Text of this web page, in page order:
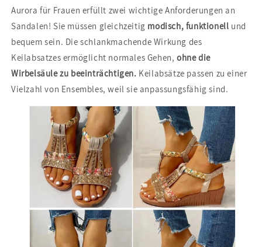
Aurora für Frauen erfüllt zwei wichtige Anforderungen an
Sandalen! Sie müssen gleichzeitig modisch, funktionell und
bequem sein. Die schlankmachende Wirkung des
Keilabsatzes ermöglicht normales Gehen,ohne die
Wirbelsäule zu beeinträchtigen. Keilabsätze passen zu einer
Vielzahl von Ensembles, weil sie anpassungsfähig sind.